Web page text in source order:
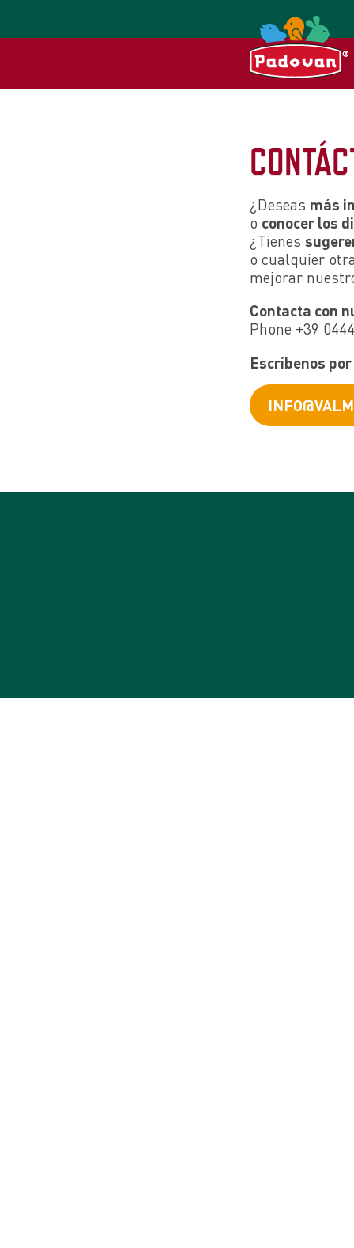
¿Deseas más
o conocer los
¿Tienes
o cualquier
mejorar
Contacta con
Phone +39
Escríbenos